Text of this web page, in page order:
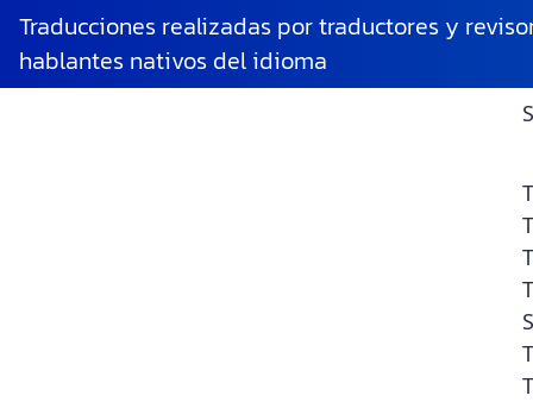
Traducciones realizadas por traductores y
hablantes nativos del idioma
Mi cuenta
Acceder